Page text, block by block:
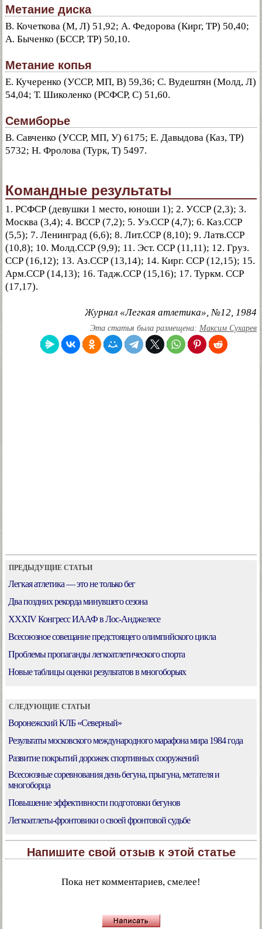
Метание диска
В. Кочеткова (М, Л) 51,92; А. Федорова (Кирг, ТР) 50,40;
А. Быченко (БССР, ТР) 50,10.
Метание копья
Е. Кучеренко (УССР, МП, В) 59,36; С. Вудештян (Молд, Л)
54,04; Т. Шиколенко (РСФСР, С) 51,60.
Семиборье
В. Савченко (УССР, МП, У) 6175; Е. Давыдова (Каз, ТР)
5732; Н. Фролова (Турк, Т) 5497.
Командные результаты
1. РСФСР (девушки 1 место, юноши 1); 2. УССР (2,3); 3.
Москва (3,4); 4. ВССР (7,2); 5. Уэ.ССР (4,7); 6. Каз.ССР
(5,5); 7. Ленинград (6,6); 8. Лит.ССР (8,10); 9. Латв.ССР
(10,8); 10. Молд.ССР (9,9); 11. Эст. ССР (11,11); 12. Груз.
ССР (16,12); 13. Аз.ССР (13,14); 14. Кирг. ССР (12,15); 15.
Арм.ССР (14,13); 16. Тадж.ССР (15,16); 17. Туркм. ССР
(17,17).
Журнал «Легкая атлетика», №12, 1984
Эта статья была размещена: Максим Сухарев
ПРЕДЫДУЩИЕ СТАТЬИ
Легкая атлетика — это не только бег
Два поздних рекорда минувшего сезона
XXXIV Конгресс ИААФ в Лос-Анджелесе
Всесоюзное совещание предстоящего олимпийского цикла
Проблемы пропаганды легкоатлетического спорта
Новые таблицы оценки результатов в многоборьях
СЛЕДУЮЩИЕ СТАТЬИ
Воронежский КЛБ «Северный»
Результаты московского международного марафона мира 1984 года
Развитие покрытий дорожек спортивных сооружений
Всесоюзные соревнования день бегуна, прыгуна, метателя и
многоборца
Повышение эффективности подготовки бегунов
Легкоатлеты-фронтовики о своей фронтовой судьбе
Напишите свой отзыв к этой статье
Пока нет комментариев, смелее!